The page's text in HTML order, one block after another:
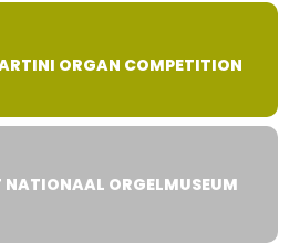
ORGAN COMPETITION
NATIONAAL ORGELMUSEUM